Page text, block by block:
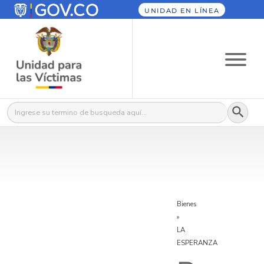
UNIDAD EN LÍNEA
Buscar: Botón
Bienes
»
LA
ESPERANZA